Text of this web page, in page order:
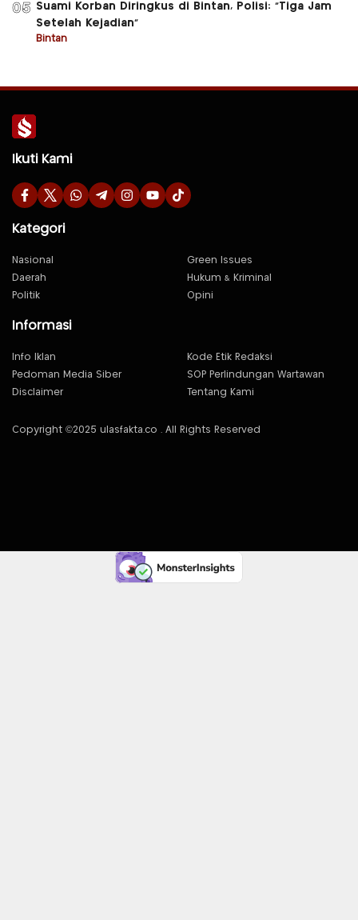
05 Suami Korban Diringkus di Bintan, Polisi: “Tiga Jam
Setelah Kejadian”
Bintan
Ikuti Kami
Kategori
Nasional
Green Issues
Daerah
Hukum & Kriminal
Politik
Opini
Informasi
Info Iklan
Kode Etik Redaksi
Pedoman Media Siber
SOP Perlindungan Wartawan
Disclaimer
Tentang Kami
Copyright ©2025 ulasfakta.co . All Rights Reserved